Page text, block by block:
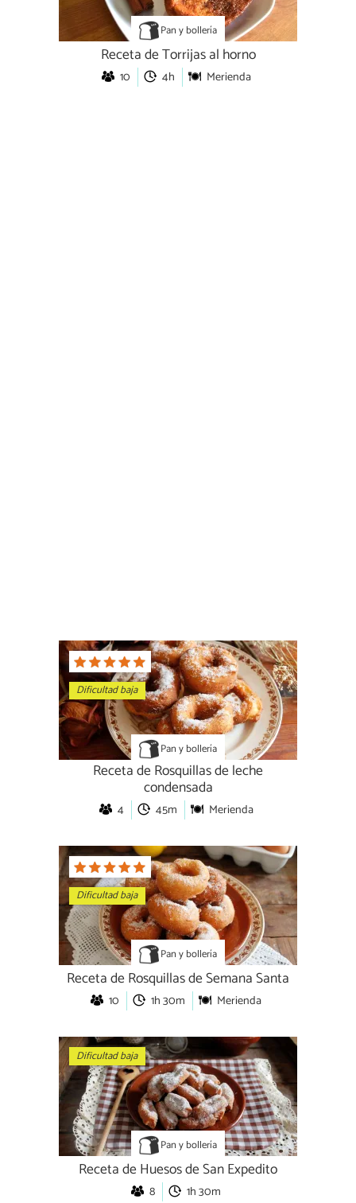
Pan y bollería
Receta de Torrijas al horno
10 4h Merienda
Dificultad baja
Pan y bollería
Receta de Rosquillas de leche
condensada
4 45m Merienda
Dificultad baja
Pan y bollería
Receta de Rosquillas de Semana Santa
10 1h 30m Merienda
Dificultad baja
Pan y bollería
Receta de Huesos de San Expedito
8 1h 30m